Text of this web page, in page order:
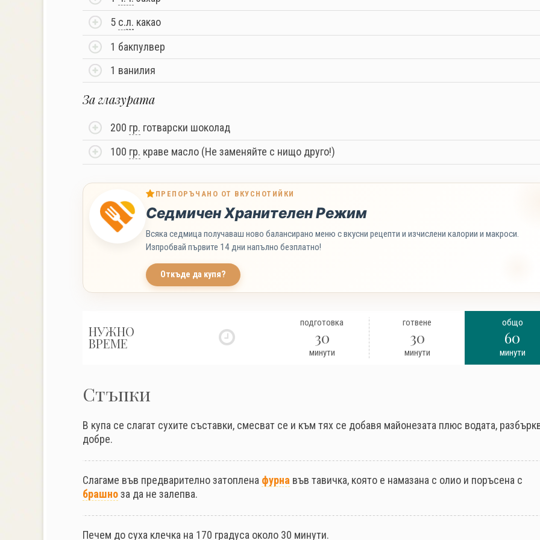
5 с.л. какао
1 бакпулвер
1 ванилия
За глазурата
200 гр. готварски шоколад
100 гр. краве масло (Не заменяйте с нищо друго!)
ПРЕПОРЪЧАНО ОТ ВКУСНОТИЙКИ
Седмичен Хранителен Режим
Всяка седмица получаваш ново балансирано меню с вкусни рецепти и изчислени калории и макроси.
Изпробвай първите 14 дни напълно безплатно!
Откъде да купя?
НУЖНО
ВРЕМЕ
подготовка
30
минути
готвене
30
минути
общо
60
минути
Стъпки
В купа се слагат сухите съставки, смесват се и към тях се добавя майонезата плюс водата,
добре.
Слагаме във предварително затоплена фурна във тавичка, която е намазана с олио и поръсена с
брашноза да не залепва.
Печем до суха клечка на 170 градуса около 30 минути.